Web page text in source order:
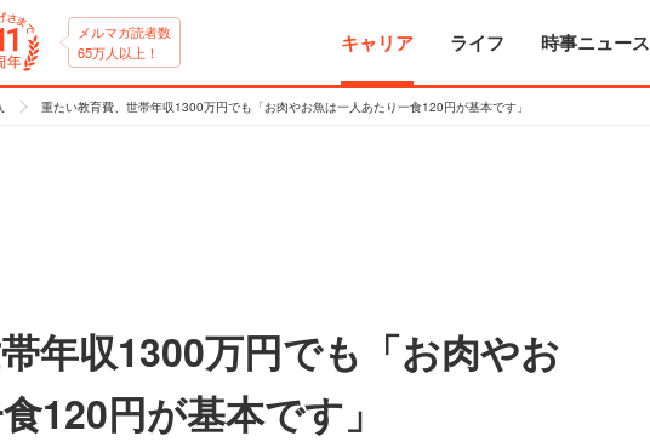
メルマガ読者数
65万人以上！
キャリア ライフ 時事ニュース
重たい教育費、世帯年収1300万円でも「お肉やお魚は一人あたり一食120円が基本です」
年収1300万円でも「お肉やお
120円が基本です」